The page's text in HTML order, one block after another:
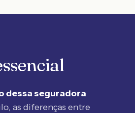
dessa seguradora
as diferenças entre